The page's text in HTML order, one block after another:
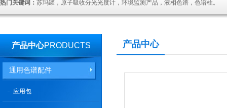
热门关键词： 苏玛罐，原子吸收分光光度计，环境监测产品，液相色谱，色谱柱。
产品中心PRODUCTS
通用色谱配件
应用包
产品中心